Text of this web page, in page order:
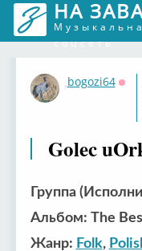
НА
соцсеть
bogozi64
Golec
Группа
Альбом: The
Жанр: Folk,